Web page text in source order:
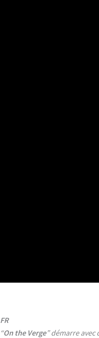
FR
“On the Verge” démarre avec